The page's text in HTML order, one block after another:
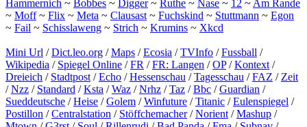
Hammernich ~ Bobbes ~ Digger~ Ruthe ~ Nase ~ 12 ~ Am Rande
~ Moff~ Flix ~ Meta ~ Clausast ~ Fuchskind ~ Stuttmann ~ Egon
~ Fail ~ Schisslaweng ~ Strich ~ Krumins ~ Xkcd
Mini Url /Dict.leo.org /Maps /Ecosia /TVInfo /Fussball /
Wikipedia / Spiegel Online /FR /FR: Langen /OP/Kontext /
Dreieich / Stadtpost /Echo /Hessenschau /Tagesschau /FAZ / Zeit
/Nzz / Standard /Ksta /Waz /Nrhz /Taz /Bbc /Guardian /
Sueddeutsche /Heise /Golem /Winfuture /Titanic /Eulenspiegel /
Postillon /Centralstation / Stöffchemacher/Norient /Mashup /